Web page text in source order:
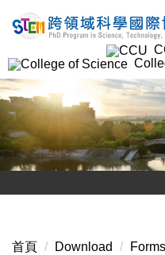
到
要
內
容
區
首頁 Download Forms